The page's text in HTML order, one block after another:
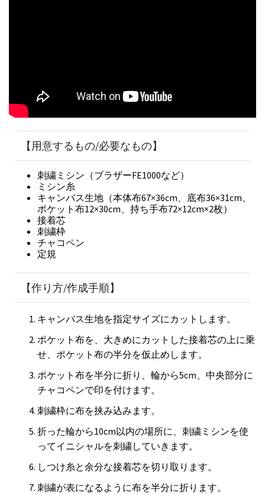
【用意するもの/必要なもの】
刺繍ミシン（ブラザーFE1000など）
ミシン糸
キャンバス生地（本体布67×36cm、底布36×31cm、
ポケット布12×30cm、持ち手布72×12cm×2枚）
接着芯
刺繍枠
チャコペン
定規
【作り方/作成手順】
キャンバス生地を指定サイズにカットします。
ポケット布を、大きめにカットした接着芯の上に乗
せ、ポケット布の半分を仮止めします。
ポケット布を半分に折り、輪から5cm、中央部分に
チャコペンで印を付けます。
刺繍枠に布を挟み込みます。
折った輪から10cm以内の場所に、刺繍ミシンを使
ってイニシャルを刺繍していきます。
しつけ糸と余分な接着芯を切り取ります。
刺繍が表になるように布を半分に折ります。